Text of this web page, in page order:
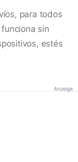
para todos
sin
estés
Anzeige